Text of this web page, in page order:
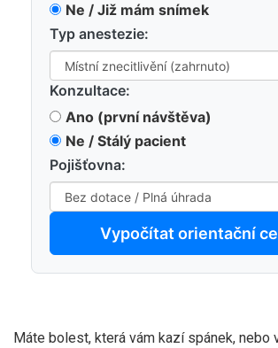
Ne / Již mám snímek
Typ anestezie:
Konzultace:
Ano (první návštěva)
Ne / Stálý pacient
Pojišťovna:
Vypočítat orientační
Máte bolest, která vám kazí spánek, nebo